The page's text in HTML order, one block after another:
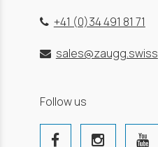
+41 (0)34 491 81 71
sales@zaugg.swiss
Follow us